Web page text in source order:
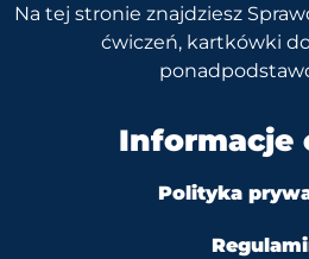
Na tej stronie znajdziesz
ćwiczeń, kartkówki
Informacje
Polityka